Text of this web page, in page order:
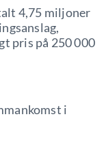
4,75 miljoner
pris på 250 000
i